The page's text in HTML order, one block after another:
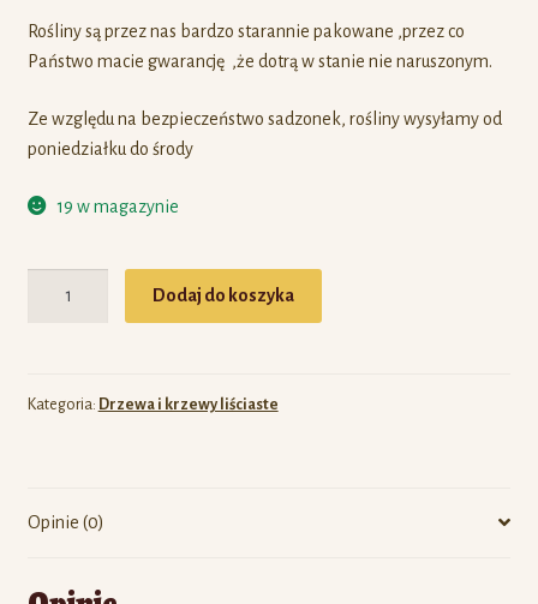
Rośliny są przez nas bardzo starannie pakowane ,przez co
Państwo macie gwarancję ,że dotrą w stanie nie naruszonym.
Ze względu na bezpieczeństwo sadzonek, rośliny wysyłamy od
poniedziałku do środy
19 w magazynie
Dodaj do koszyka
Kategoria: Drzewa i krzewy liściaste
Opinie (0)